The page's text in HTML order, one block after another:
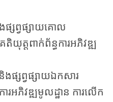
ផ្សព្វផ្សាយគោល
ត្តពាក់ព័ន្ធការអភិវឌ្ឍ
ងផ្សព្វផ្សាយឯកសារ
រអភិវឌ្ឍមូលដ្ឋាន ការលើក